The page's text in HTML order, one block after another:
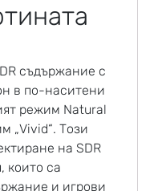
съдържание с
в по-наситени
режим Natural
„Vivid“. Този
на SDR
които са
и игрови